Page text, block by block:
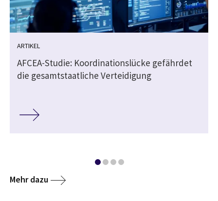
ARTIKEL
AFCEA-Studie: Koordinationslücke gefährdet
die gesamtstaatliche Verteidigung
Mehr dazu